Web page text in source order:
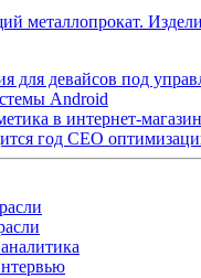
металлопрокат.
для девайсов под
Android
в интернет-
год СЕО